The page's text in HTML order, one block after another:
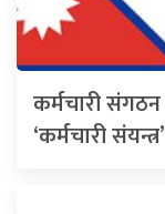
कर्मचारी
‘कर्मचारी